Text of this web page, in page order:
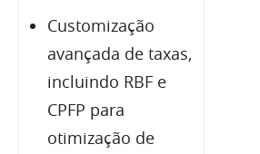
Customização
avançada de taxas,
incluindo RBF e
CPFP para
otimização de